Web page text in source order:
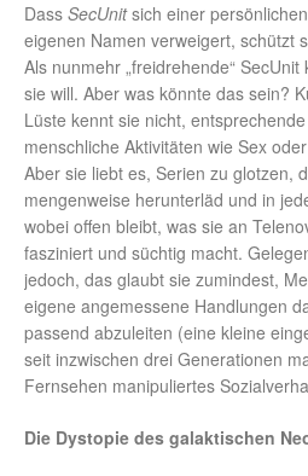
Dass SecUnitsich einer
eigenen Namen verweigert, schützt
Als nunmehr „freidrehende“ SecUnit
sie will. Aber was könnte das sein?
Lüste kennt sie nicht,
menschliche Aktivitäten wie Sex
Aber sie liebt es, Serien zu glotzen,
mengenweise herunterläd und in
wobei offen bleibt, was sie an
fasziniert und süchtig macht.
jedoch, das glaubt sie zumindest,
eigene angemessene Handlungen
passend abzuleiten (eine kleine
seit inzwischen drei Generationen
Fernsehen manipuliertes
Die Dystopie des galaktischen